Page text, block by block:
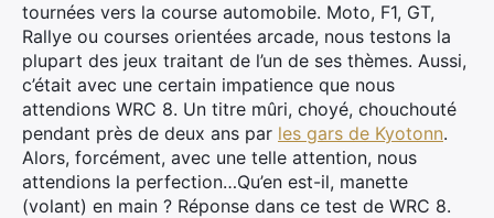
tournées vers la course automobile. Moto, F1, GT,
Rallye ou courses orientées arcade, nous testons la
plupart des jeux traitant de l’un de ses thèmes. Aussi,
c’était avec une certain impatience que nous
attendions WRC 8. Un titre mûri, choyé, chouchouté
pendant près de deux ans par les gars de Kyotonn.
Alors, forcément, avec une telle attention, nous
attendions la perfection…Qu’en est-il, manette
(volant) en main ? Réponse dans ce test de WRC 8.